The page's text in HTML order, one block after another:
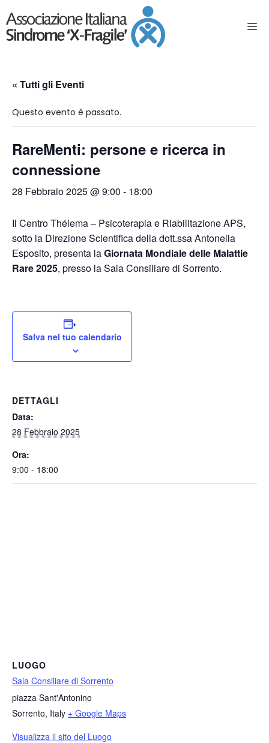
« Tutti gli Eventi
Questo evento è passato.
RareMenti: persone e ricerca in
connessione
28 Febbraio 2025 @ 9:00 - 18:00
Il Centro Thélema – Psicoterapia e Riabilitazione APS,
sotto la Direzione Scientifica della dott.ssa Antonella
Esposito, presenta laGiornata Mondiale delle Malattie
Rare 2025, presso la Sala Consiliare di Sorrento.
Salva nel tuo calendario
DETTAGLI
Data:
28 Febbraio 2025
Ora:
9:00 - 18:00
LUOGO
Sala Consiliare di Sorrento
piazza Sant'Antonino
Sorrento, Italy + Google Maps
Visualizza il sito del Luogo